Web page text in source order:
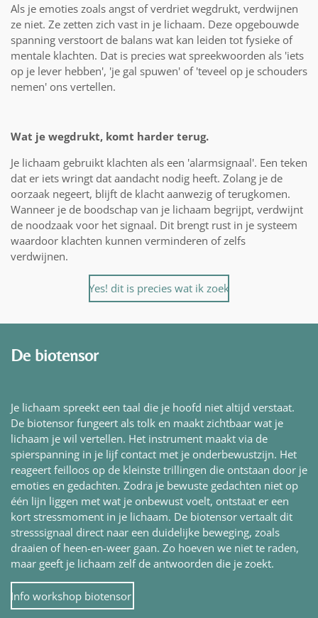
Als je emoties zoals angst of verdriet wegdrukt, verdwijnen
ze niet. Ze zetten zich vast in je lichaam. Deze opgebouwde
spanning verstoort de balans wat kan leiden tot fysieke of
mentale klachten. Dat is precies wat spreekwoorden als 'iets
op je lever hebben', 'je gal spuwen' of 'teveel op je schouders
nemen' ons vertellen.
Wat je wegdrukt, komt harder terug.
Je lichaam gebruikt klachten als een 'alarmsignaal'. Een teken
dat er iets wringt dat aandacht nodig heeft. Zolang je de
oorzaak negeert, blijft de klacht aanwezig of terugkomen.
Wanneer je de boodschap van je lichaam begrijpt, verdwijnt
de noodzaak voor het signaal. Dit brengt rust in je systeem
waardoor klachten kunnen verminderen of zelfs
verdwijnen.
Yes! dit is precies wat ik zoek
De biotensor
Je lichaam spreekt een taal die je hoofd niet altijd verstaat.
De biotensor fungeert als tolk en maakt zichtbaar wat je
lichaam je wil vertellen. Het instrument maakt via de
spierspanning in je lijf contact met je onderbewustzijn. Het
reageert feilloos op de kleinste trillingen die ontstaan door je
emoties en gedachten. Zodra je bewuste gedachten niet op
één lijn liggen met wat je onbewust voelt, ontstaat er een
kort stressmoment in je lichaam. De biotensor vertaalt dit
stresssignaal direct naar een duidelijke beweging, zoals
draaien of heen-en-weer gaan. Zo hoeven we niet te raden,
maar geeft je lichaam zelf de antwoorden die je zoekt.
Info workshop biotensor